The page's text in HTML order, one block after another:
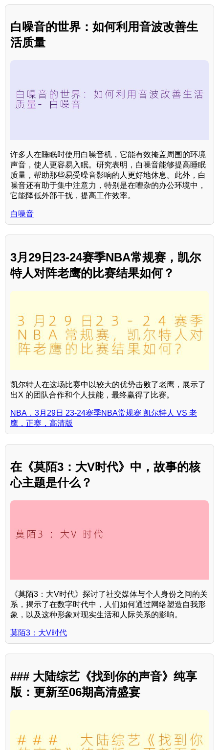
白噪音的世界：如何利用音波改善生
活质量
许多人在睡眠时使用白噪音机，它能有效掩盖周围的环境
声音，使人更容易入眠。研究表明，白噪音能够提高睡眠
质量，帮助那些易受噪音影响的人更好地休息。此外，白
噪音还有助于集中注意力，特别是在嘈杂的办公环境中，
它能降低外部干扰，提高工作效率。
白噪音
3月29日23-24赛季NBA常规赛，凯尔
特人对阵老鹰的比赛结果如何？
凯尔特人在这场比赛中以较大的优势击败了老鹰，展示了
出X 的团队合作和个人技能，最终赢得了比赛。
NBA，3月29日 23-24赛季NBA常规赛 凯尔特人 VS 老
鹰，正赛，高清版
在《莫陌3：大V时代》中，故事的核
心主题是什么？
《莫陌3：大V时代》探讨了社交媒体与个人身份之间的关
系，揭示了在数字时代中，人们如何通过网络塑造自我形
象，以及这种形象对现实生活和人际关系的影响。
莫陌3：大V时代
### 大陆综艺《找到你的声音》纯享
版：更新至06期高清盛宴